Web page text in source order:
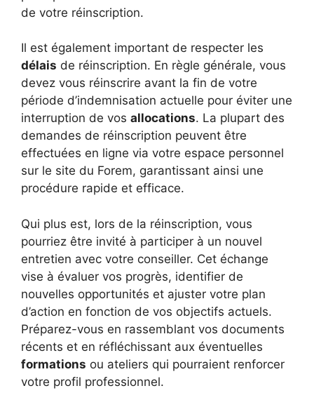
de votre réinscription.
Il est également important de respecter les
délais de réinscription. En règle générale, vous
devez vous réinscrire avant la fin de votre
période d’indemnisation actuelle pour éviter une
interruption de vos allocations. La plupart des
demandes de réinscription peuvent être
effectuées en ligne via votre espace personnel
sur le site du Forem, garantissant ainsi une
procédure rapide et efficace.
Qui plus est, lors de la réinscription, vous
pourriez être invité à participer à un nouvel
entretien avec votre conseiller. Cet échange
vise à évaluer vos progrès, identifier de
nouvelles opportunités et ajuster votre plan
d’action en fonction de vos objectifs actuels.
Préparez-vous en rassemblant vos documents
récents et en réfléchissant aux éventuelles
formations ou ateliers qui pourraient renforcer
votre profil professionnel.